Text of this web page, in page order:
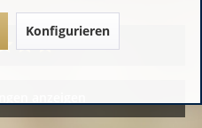
Konfigurieren